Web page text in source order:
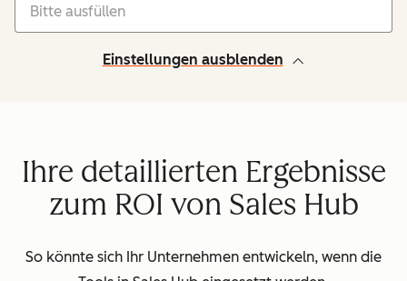
Einstellungen ausblenden
Ihre detaillierten Ergebnisse
zum ROI von Sales Hub
So könnte sich Ihr Unternehmen entwickeln, wenn die